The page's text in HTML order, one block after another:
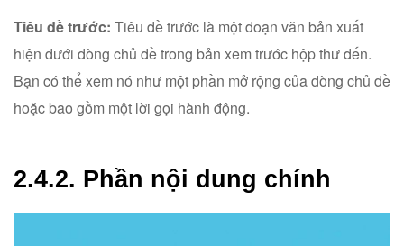
Tiêu đề trước: Tiêu đề trước là một đoạn văn bản xuất
hiện dưới dòng chủ đề trong bản xem trước hộp thư đến.
Bạn có thể xem nó như một phần mở rộng của dòng chủ đề
hoặc bao gồm một lời gọi hành động.
2.4.2. Phần nội dung chính